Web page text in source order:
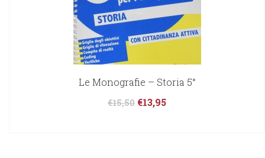
Le Monografie – Storia 5°
€15,50 €13,95